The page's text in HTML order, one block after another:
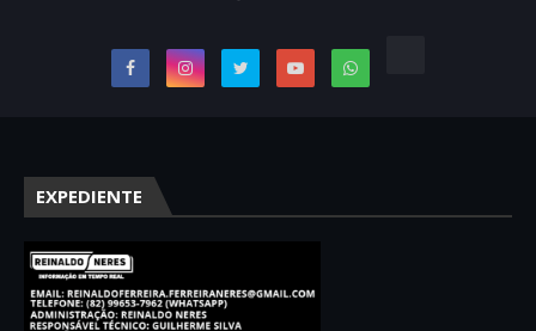
EXPEDIENTE